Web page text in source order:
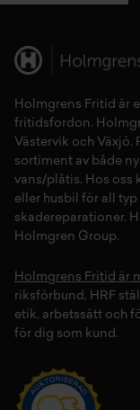
Holmgrens Fritid är
fritidsfordon .
Västervik och Växjö.
sortiment av både
vans/plåtis. Hos oss
eller husbil för all typ
skadereparationer.
Holmgren Group.
Holmgrens Fritid är
riksförbund, HRF
etik, arbetssätt och
för dig som kund.